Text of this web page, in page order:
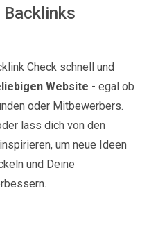
Backlinks
Check schnell und
Website - egal ob
oder Mitbewerbers.
lass dich von den
um neue Ideen
und Deine